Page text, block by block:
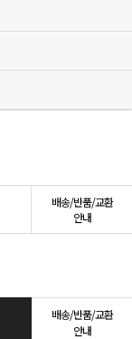
배송/반품/교환
안내
배송/반품/교환
안내